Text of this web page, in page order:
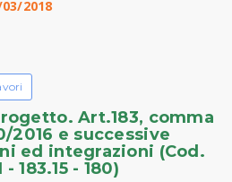
2018
Art.183, comma
2016 e successive
ed integrazioni (Cod.
183.15 - 180)